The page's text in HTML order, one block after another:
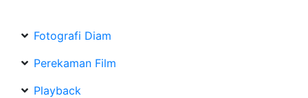
Fotografi Diam
Perekaman Film
Playback